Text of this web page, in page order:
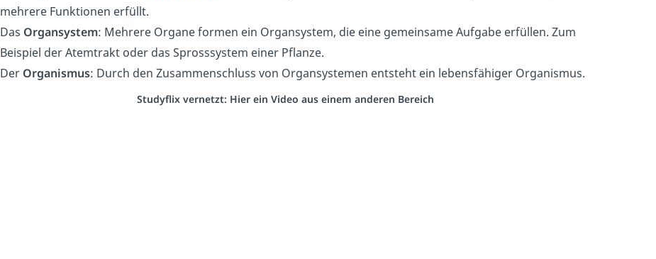
mehrere Funktionen erfüllt.
Das Organsystem: Mehrere Organe formen ein Organsystem, die eine gemeinsame Aufgabe erfüllen. Zum
Beispiel der Atemtrakt oder das Sprosssystem einer Pflanze.
Der Organismus: Durch den Zusammenschluss von Organsystemen entsteht ein lebensfähiger Organismus.
Studyflix vernetzt: Hier ein Video aus einem anderen Bereich